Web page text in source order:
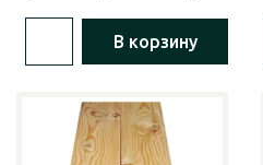
В корзину